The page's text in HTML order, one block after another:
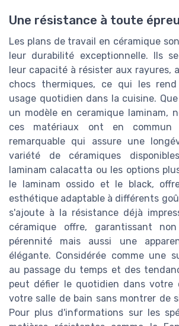
Une résistance à toute
Les plans de travail en céramique
leur durabilité exceptionnelle. Ils
leur capacité à résister aux rayures,
chocs thermiques, ce qui les
usage quotidien dans la cuisine.
un modèle en ceramique laminam,
ces matériaux ont en commun
remarquable qui assure une
variété de céramiques
laminam calacatta ou les options
le laminam ossido et le black,
esthétique adaptable à différents
s'ajoute à la résistance déjà
céramique offre, garantissant
pérennité mais aussi une
élégante. Considérée comme une
au passage du temps et des
peut défier le quotidien dans votre
votre salle de bain sans montrer de
Pour plus d'informations sur les